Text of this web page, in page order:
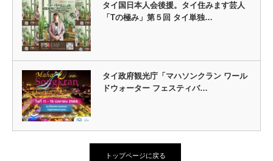
タイ国日本人会後援。タイ住みます芸人
「Tの極み」第５回 タイ単独…
タイ政府観光庁「マハソンクラン ワール
ドウォーター フェスティバ…
トップページに戻る